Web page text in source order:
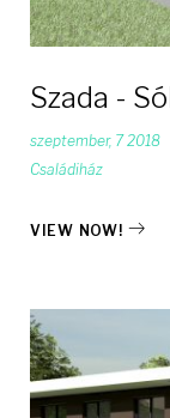
Szada -
szeptember, 7 2018
Családiház
VIEW NOW!